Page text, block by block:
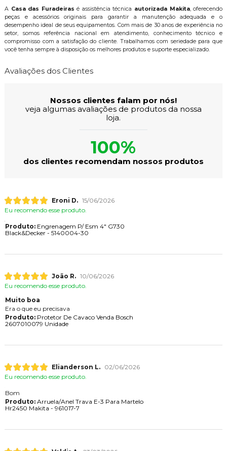
A Casa das Furadeiras é assistência técnica autorizada Makita, oferecendo
peças e acessórios originais para garantir a manutenção adequada e o
desempenho ideal de seus equipamentos. Com mais de 30 anos de experiência no
setor, somos referência nacional em atendimento, conhecimento técnico e
compromisso com a satisfação do cliente. Trabalhamos com seriedade para que
você tenha sempre à disposição os melhores produtos e suporte especializado.
Avaliações dos Clientes
Nossos clientes falam por nós!
veja algumas avaliações de produtos da nossa
loja.
100%
dos clientes recomendam nossos produtos
Eroni D. 15/06/2026
Eu recomendo esse produto.
Produto:Engrenagem P/ Esm 4" G730
Black&Decker - 5140004-30
João R. 10/06/2026
Eu recomendo esse produto.
Muito boa
Era o que eu precisava
Produto:Protetor De Cavaco Venda Bosch
2607010079 Unidade
Elianderson L.
02/06/2026
Eu recomendo esse produto.
Bom
Produto:Arruela/Anel Trava E-3 Para Martelo
Hr2450 Makita - 961017-7